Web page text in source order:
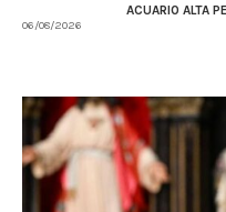
ACUARIO ALTA
06/08/2026